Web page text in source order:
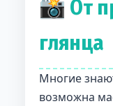
📸 От
глянца
Многие
возможна